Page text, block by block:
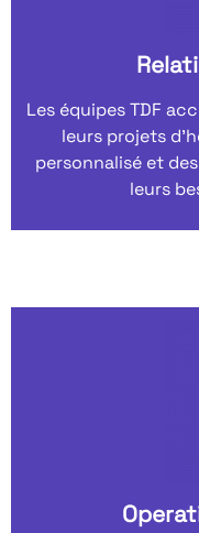
Les équipes TDF
leurs projets
personnalisé et
leurs